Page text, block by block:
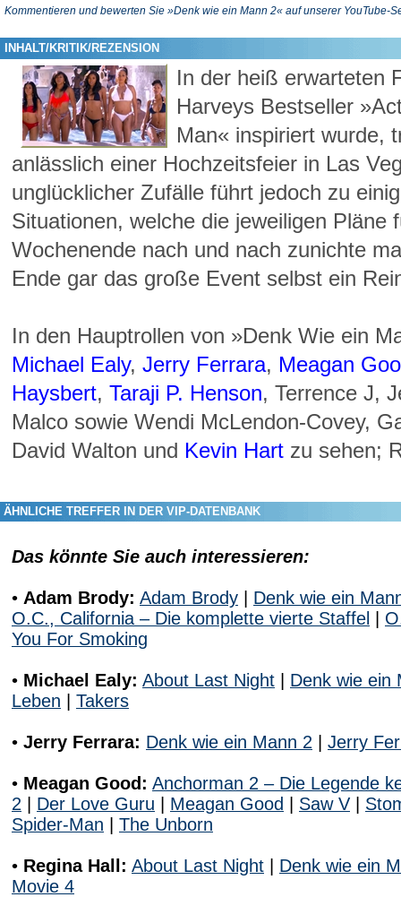
Kommentieren und bewerten Sie »Denk wie ein Mann 2« auf unserer YouTube-
INHALT/KRITIK/REZENSION
In der heiß erwarteten
Harveys Bestseller
Man« inspiriert wurde,
anlässlich einer Hochzeitsfeier in Las
unglücklicher Zufälle führt jedoch zu
Situationen, welche die jeweiligen Pläne
Wochenende nach und nach zunichte
Ende gar das große Event selbst ein
In den Hauptrollen von »Denk Wie ein
Michael Ealy, Jerry Ferrara, Meagan
Haysbert, Taraji P. Henson, Terrence J,
Malco sowie Wendi McLendon-Covey,
David Walton und Kevin Hart zu sehen;
ÄHNLICHE TREFFER IN DER VIP-DATENBANK
Das könnte Sie auch interessieren:
• Adam Brody: Adam Brody
Denk wie ein
O.C., California – Die komplette vierte Staffel
You For Smoking
• Michael Ealy: About Last Night
Denk wie ein
Leben
Takers
• Jerry Ferrara: Denk wie ein Mann 2 Jerry
• Meagan Good: Anchorman 2 – Die Legende
2
Der Love Guru Meagan Good Saw V
Spider-Man
The Unborn
• Regina Hall: About Last Night
Denk wie ein
Movie 4